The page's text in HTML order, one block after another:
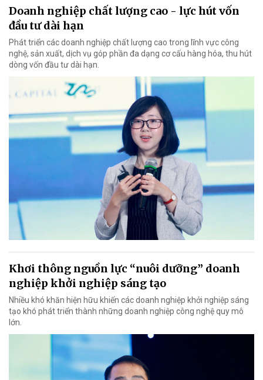
Doanh nghiệp chất lượng cao - lực hút vốn
đầu tư dài hạn
Phát triển các doanh nghiệp chất lượng cao trong lĩnh vực công
nghệ, sản xuất, dịch vụ góp phần đa dạng cơ cấu hàng hóa, thu hút
dòng vốn đầu tư dài hạn.
Khơi thông nguồn lực “nuôi dưỡng” doanh
nghiệp khởi nghiệp sáng tạo
Nhiều khó khăn hiện hữu khiến các doanh nghiệp khởi nghiệp sáng
tạo khó phát triển thành những doanh nghiệp công nghệ quy mô
lớn.